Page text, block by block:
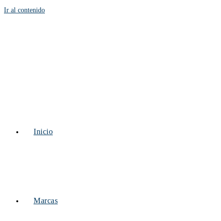
Ir al contenido
Inicio
Marcas